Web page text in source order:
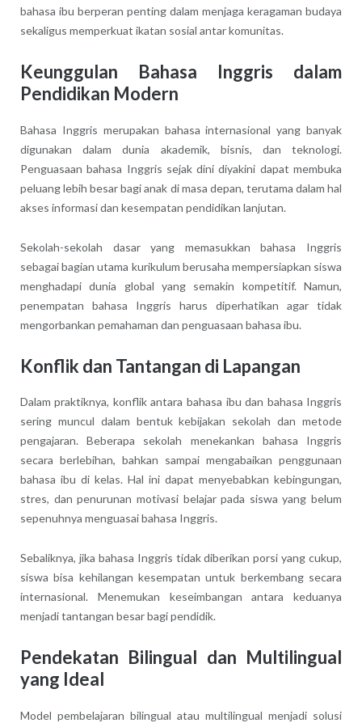
bahasa ibu berperan penting dalam menjaga keragaman budaya
sekaligus memperkuat ikatan sosial antar komunitas.
Keunggulan Bahasa Inggris dalam
Pendidikan Modern
Bahasa Inggris merupakan bahasa internasional yang banyak
digunakan dalam dunia akademik, bisnis, dan teknologi.
Penguasaan bahasa Inggris sejak dini diyakini dapat membuka
peluang lebih besar bagi anak di masa depan, terutama dalam hal
akses informasi dan kesempatan pendidikan lanjutan.
Sekolah-sekolah dasar yang memasukkan bahasa Inggris
sebagai bagian utama kurikulum berusaha mempersiapkan siswa
menghadapi dunia global yang semakin kompetitif. Namun,
penempatan bahasa Inggris harus diperhatikan agar tidak
mengorbankan pemahaman dan penguasaan bahasa ibu.
Konflik dan Tantangan di Lapangan
Dalam praktiknya, konflik antara bahasa ibu dan bahasa Inggris
sering muncul dalam bentuk kebijakan sekolah dan metode
pengajaran. Beberapa sekolah menekankan bahasa Inggris
secara berlebihan, bahkan sampai mengabaikan penggunaan
bahasa ibu di kelas. Hal ini dapat menyebabkan kebingungan,
stres, dan penurunan motivasi belajar pada siswa yang belum
sepenuhnya menguasai bahasa Inggris.
Sebaliknya, jika bahasa Inggris tidak diberikan porsi yang cukup,
siswa bisa kehilangan kesempatan untuk berkembang secara
internasional. Menemukan keseimbangan antara keduanya
menjadi tantangan besar bagi pendidik.
Pendekatan Bilingual dan Multilingual
yang Ideal
Model pembelajaran bilingual atau multilingual menjadi solusi